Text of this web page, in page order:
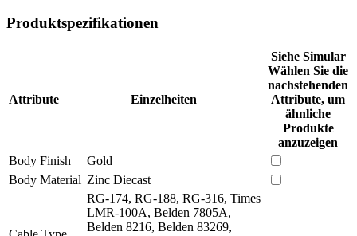
Produktspezifikationen
Attribute Einzelheiten
Siehe Simular
Wählen Sie die
nachstehenden
Attribute, um
ähnliche
Produkte
anzuzeigen
Body Finish
Gold
Body Material Zinc Diecast
RG-174, RG-188, RG-316, Times
LMR-100A, Belden 7805A,
Belden 8216, Belden 83269,